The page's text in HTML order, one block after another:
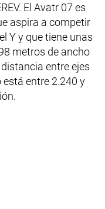
El Avatr 07 es
aspira a competir
Y y que tiene unas
metros de ancho
entre ejes
está entre 2.240 y